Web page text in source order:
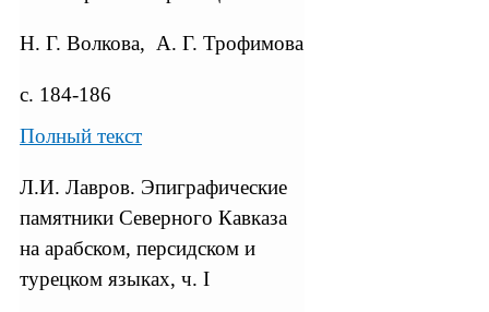
Н. Г. Волкова, А. Г. Трофимова
с. 184-186
Полный текст
Л.И. Лавров. Эпиграфические
памятники Северного Кавказа
на арабском, персидском и
турецком языках, ч. I